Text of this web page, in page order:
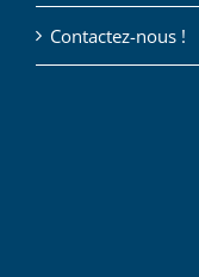
Contactez-nous !